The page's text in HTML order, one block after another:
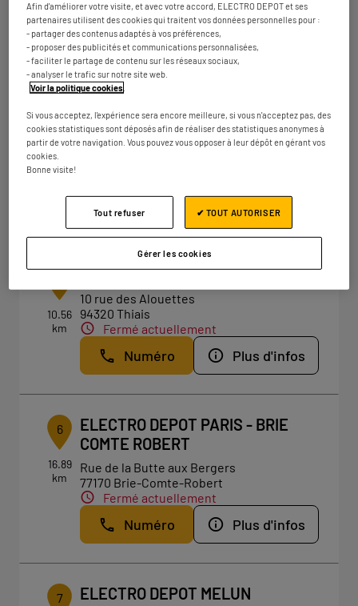
Fermé actuellement
Numéro
4
8.57 km
LES CHARTREUX
2 avenue Salvador Allende
Numéro Plus d'infos
10.56
km
ELECTRO DEPOT PARIS - THIAIS
10 rue des Alouettes
94320 Thiais
Fermé actuellement
Numéro Plus d'infos
6
16.89
km
ELECTRO DEPOT PARIS - BRIE
COMTE ROBERT
Rue de la Butte aux Bergers
77170 Brie-Comte-Robert
Fermé actuellement
Numéro Plus d'infos
7 ELECTRO DEPOT MELUN
Afin d'améliorer votre visite, et avec votre accord, ELECTRO DEPOT et ses
partenaires utilisent des cookies qui traitent vos données personnelles pour :
- partager des contenus adaptés à vos préférences,
- proposer des publicités et communications personnalisées,
- faciliter le partage de contenu sur les réseaux sociaux,
- analyser le trafic sur notre site web.
Voir la politique cookies
Si vous acceptez, l'expérience sera encore meilleure, si vous n'acceptez pas, des
cookies statistiques sont déposés afin de réaliser des statistiques anonymes à
partir de votre navigation. Vous pouvez vous opposer à leur dépôt en gérant vos
cookies.
Bonne visite!
Gérer les cookies
Tout refuser ✔ TOUT AUTORISER